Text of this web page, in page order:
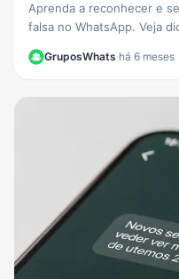
Aprenda a reconhecer e
falsa no WhatsApp. Veja
GruposWhats·há 6 meses